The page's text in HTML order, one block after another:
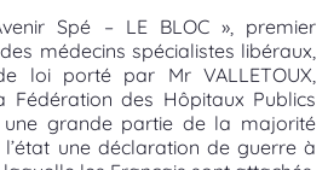
Spé – LE BLOC », premier
médecins spécialistes libéraux,
loi porté par Mr VALLETOUX,
Fédération des Hôpitaux Publics
grande partie de la majorité
l’état une déclaration de guerre à